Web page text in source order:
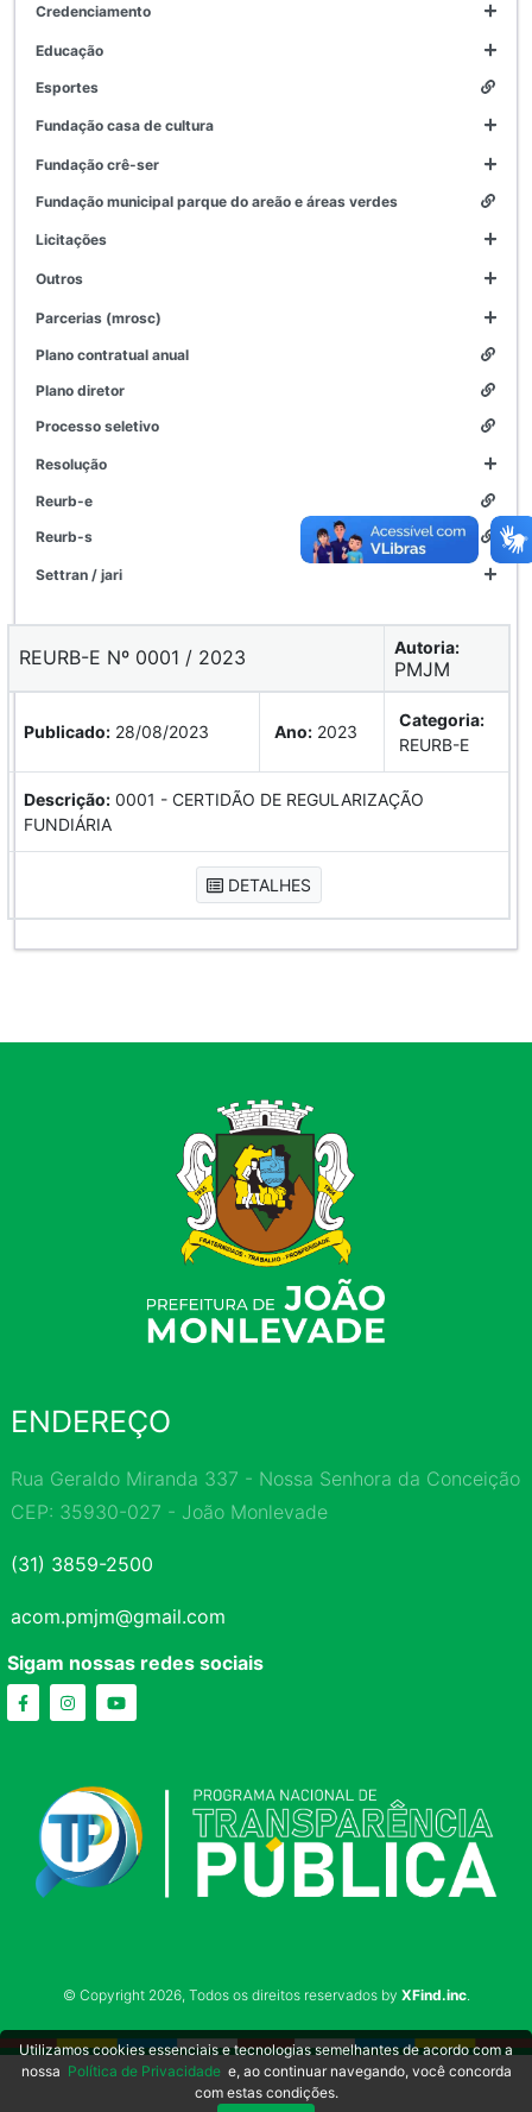
credenciamento
educação
esportes
fundação casa de cultura
fundação crê-ser
fundação municipal parque do areão e áreas verdes
licitações
outros
parcerias (mrosc)
plano contratual anual
plano diretor
processo seletivo
resolução
reurb-e
reurb-s
settran / jari
REURB-E Nº 0001 / 2023 Autoria:
PMJM
Publicado: 28/08/2023 Ano: 2023
Categoria:
REURB-E
Descrição: 0001 - CERTIDÃO DE REGULARIZAÇÃO
FUNDIÁRIA
DETALHES
ENDEREÇO
Rua Geraldo Miranda 337 - Nossa Senhora da Conceição
CEP: 35930-027 - João Monlevade
(31) 3859-2500
acom.pmjm@gmail.com
Sigam nossas redes sociais
© Copyright 2026, Todos os direitos reservados by XFind.inc.
Utilizamos cookies essenciais e tecnologias semelhantes de acordo com a
nossa Política de Privacidadee, ao continuar navegando, você concorda
com estas condições.